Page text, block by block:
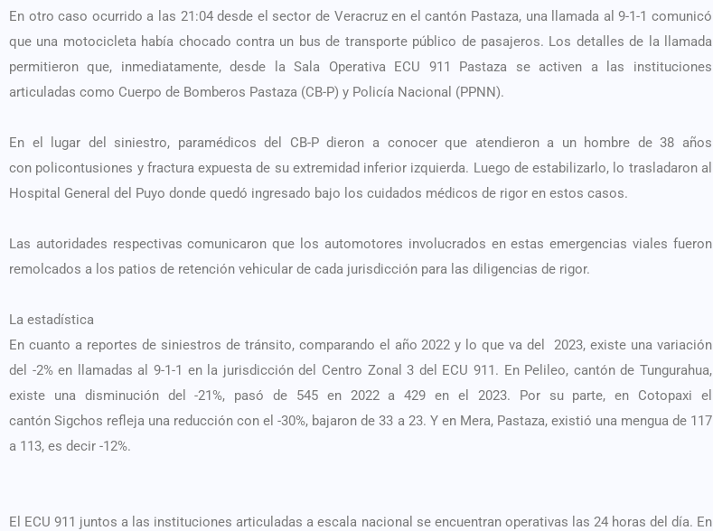
En otro caso ocurrido a las 21:04 desde el sector de Veracruz en el cantón Pastaza, una llamada al 9-1-1 comunicó
que una motocicleta había chocado contra un bus de transporte público de pasajeros. Los detalles de la llamada
permitieron que, inmediatamente, desde la Sala Operativa ECU 911 Pastaza se activen a las instituciones
articuladas como Cuerpo de Bomberos Pastaza (CB-P) y Policía Nacional (PPNN).
En el lugar del siniestro, paramédicos del CB-P dieron a conocer que atendieron a un hombre de 38 años
con policontusiones y fractura expuesta de su extremidad inferior izquierda. Luego de estabilizarlo, lo trasladaron al
Hospital General del Puyo donde quedó ingresado bajo los cuidados médicos de rigor en estos casos.
Las autoridades respectivas comunicaron que los automotores involucrados en estas emergencias viales fueron
remolcados a los patios de retención vehicular de cada jurisdicción para las diligencias de rigor.
La estadística
En cuanto a reportes de siniestros de tránsito, comparando el año 2022 y lo que va del 2023, existe una variación
del -2% en llamadas al 9-1-1 en la jurisdicción del Centro Zonal 3 del ECU 911. En Pelileo, cantón de Tungurahua,
existe una disminución del -21%, pasó de 545 en 2022 a 429 en el 2023. Por su parte, en Cotopaxi el
cantón Sigchos refleja una reducción con el -30%, bajaron de 33 a 23. Y en Mera, Pastaza,existió una mengua de 117
a 113, es decir -12%.
El ECU 911 juntos a las instituciones articuladas a escala nacional se encuentran operativas las 24 horas del día. En